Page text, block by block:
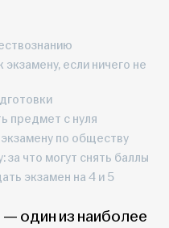
если ничего не
предмет с нуля
по обществу
что могут снять баллы
экзамен на 4 и 5
один из наиболее